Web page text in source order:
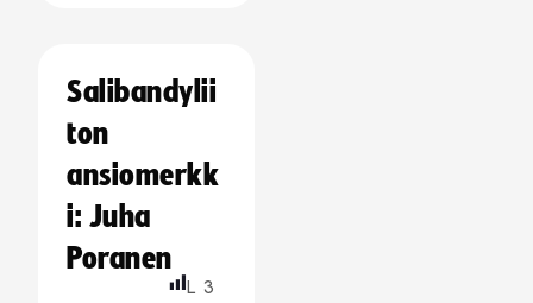
Salibandylii
ton
ansiomerkk
i: Juha
Poranen
L 3